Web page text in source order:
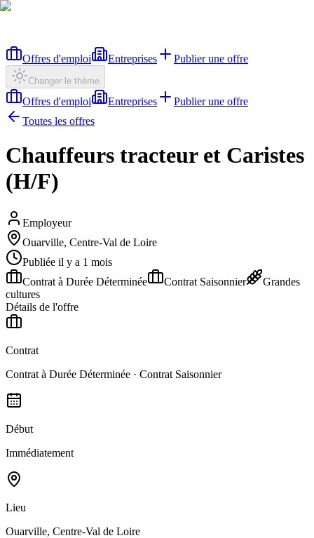
Offres d'emploi Entreprises Publier une offre
Changer le thème
Offres d'emploi Entreprises
Publier une offre
Toutes les offres
Chauffeurs tracteur et Caristes
(H/F)
Employeur
Ouarville, Centre-Val de Loire
Publiée il y a 1 mois
Contrat à Durée Déterminée
Contrat Saisonnier
Grandes
cultures
Détails de l'offre
Contrat
Contrat à Durée Déterminée · Contrat Saisonnier
Début
Immédiatement
Lieu
Ouarville, Centre-Val de Loire